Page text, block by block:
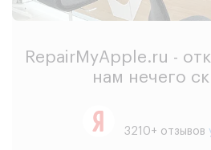
RepairMyApple.ru -
нам нечего
3210+ отзывов